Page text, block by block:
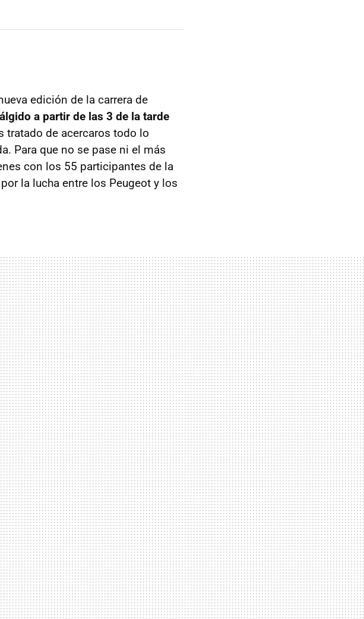
edición de la carrera de
a partir de las 3 de la tarde
tratado de acercaros todo lo
Para que no se pase ni el más
con los 55 participantes de la
la lucha entre los Peugeot y los